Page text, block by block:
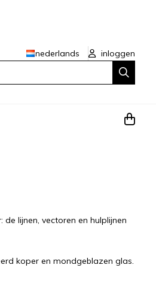
nederlands
inloggen
lijnen, vectoren en hulplijnen
koper en mondgeblazen glas.